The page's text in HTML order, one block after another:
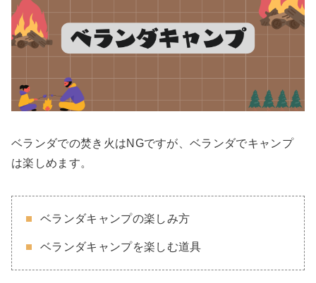
ベランダでの焚き火はNGですが、ベランダでキャンプ
は楽しめます。
ベランダキャンプの楽しみ方
ベランダキャンプを楽しむ道具